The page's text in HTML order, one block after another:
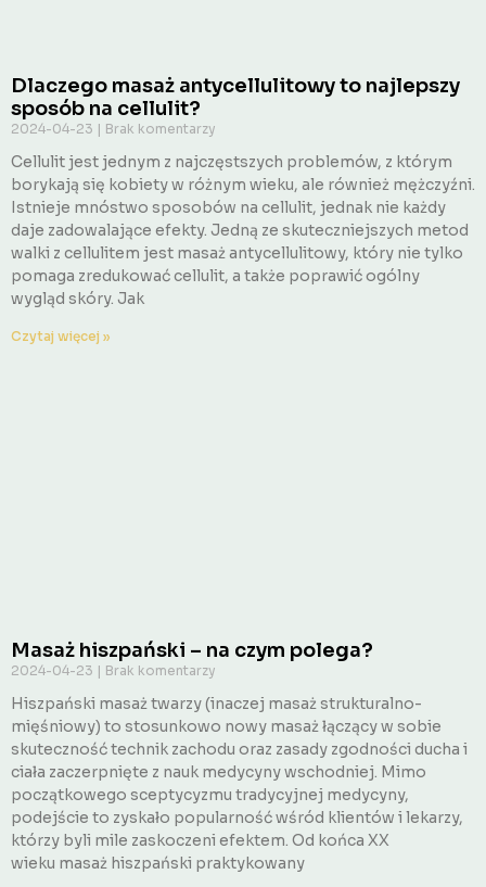
Dlaczego masaż antycellulitowy to najlepszy
sposób na cellulit?
2024-04-23 Brak komentarzy
Cellulit jest jednym z najczęstszych problemów, z którym
borykają się kobiety w różnym wieku, ale również mężczyźni.
Istnieje mnóstwo sposobów na cellulit, jednak nie każdy
daje zadowalające efekty. Jedną ze skuteczniejszych metod
walki z cellulitem jest masaż antycellulitowy, który nie tylko
pomaga zredukować cellulit, a także poprawić ogólny
wygląd skóry. Jak
Czytaj więcej »
Masaż hiszpański – na czym polega?
2024-04-23 Brak komentarzy
Hiszpański masaż twarzy (inaczej masaż strukturalno-
mięśniowy) to stosunkowo nowy masaż łączący w sobie
skuteczność technik zachodu oraz zasady zgodności ducha i
ciała zaczerpnięte z nauk medycyny wschodniej. Mimo
początkowego sceptycyzmu tradycyjnej medycyny,
podejście to zyskało popularność wśród klientów i lekarzy,
którzy byli mile zaskoczeni efektem. Od końca XX
wieku masaż hiszpański praktykowany